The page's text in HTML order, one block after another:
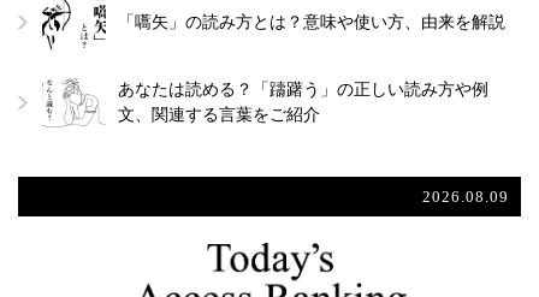
「嚆矢」の読み方とは？意味や使い方、由来を解説
あなたは読める？「躊躇う」の正しい読み方や例
文、関連する言葉をご紹介
2026.08.09